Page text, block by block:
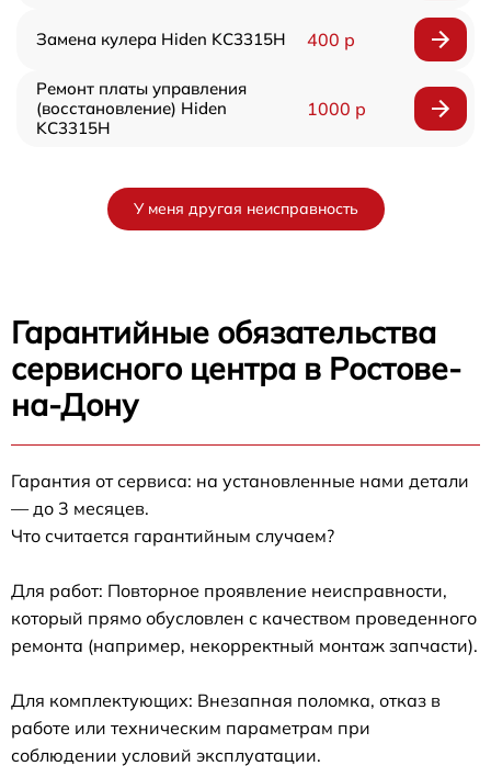
Замена кулера Hiden KC3315H 400 р
Ремонт платы управления
(восстановление) Hiden
KC3315H
1000 р
У меня другая неисправность
Гарантийные обязательства
сервисного центра в Ростове-
на-Дону
Гарантия от сервиса: на установленные нами детали
— до 3 месяцев.
Что считается гарантийным случаем?
Для работ: Повторное проявление неисправности,
который прямо обусловлен с качеством проведенного
ремонта (например, некорректный монтаж запчасти).
Для комплектующих: Внезапная поломка, отказ в
работе или техническим параметрам при
соблюдении условий эксплуатации.